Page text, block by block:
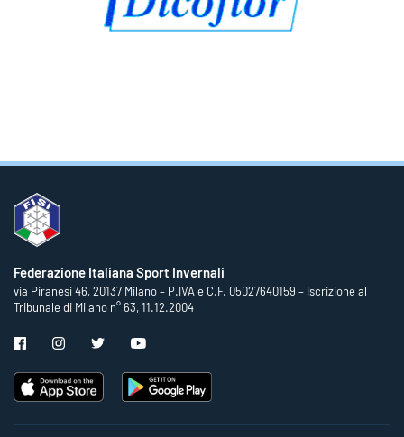
Federazione Italiana Sport Invernali
via Piranesi 46, 20137 Milano – P.IVA e C.F. 05027640159 – Iscrizione al
Tribunale di Milano n° 63, 11.12.2004